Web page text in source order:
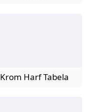
Krom Harf Tabela